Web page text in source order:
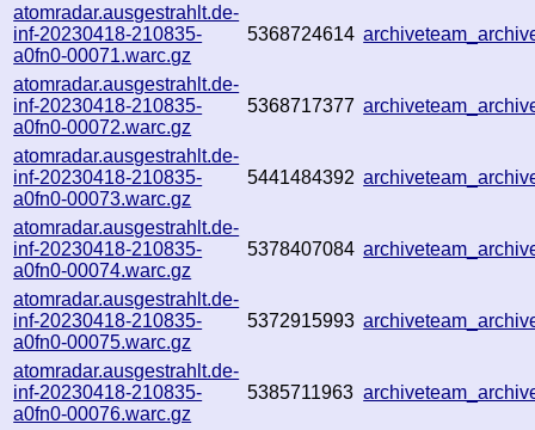
atomradar.ausgestrahlt.de-
inf-20230418-210835-
a0fn0-00071.warc.gz
5368724614
atomradar.ausgestrahlt.de-
inf-20230418-210835-
a0fn0-00072.warc.gz
5368717377
atomradar.ausgestrahlt.de-
inf-20230418-210835-
a0fn0-00073.warc.gz
5441484392
atomradar.ausgestrahlt.de-
inf-20230418-210835-
a0fn0-00074.warc.gz
5378407084
atomradar.ausgestrahlt.de-
inf-20230418-210835-
a0fn0-00075.warc.gz
5372915993
atomradar.ausgestrahlt.de-
inf-20230418-210835-
a0fn0-00076.warc.gz
5385711963